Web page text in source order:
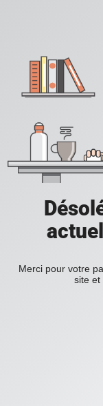
Merci pour votre
site et